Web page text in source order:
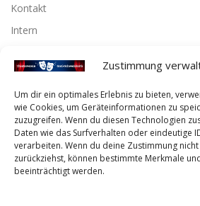
Zustimmung
Um dir ein optimales Erlebnis zu bieten,
wie Cookies, um Geräteinformationen zu
zuzugreifen. Wenn du diesen Technologien
Daten wie das Surfverhalten oder eindeutige
verarbeiten. Wenn du deine Zustimmung
zurückziehst, können bestimmte Merkmale
beeinträchtigt werden.
Kontakt
Intern
Instagram
Facebook